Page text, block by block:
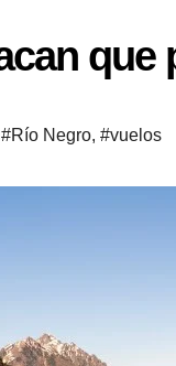
que
#Río Negro, #vuelos